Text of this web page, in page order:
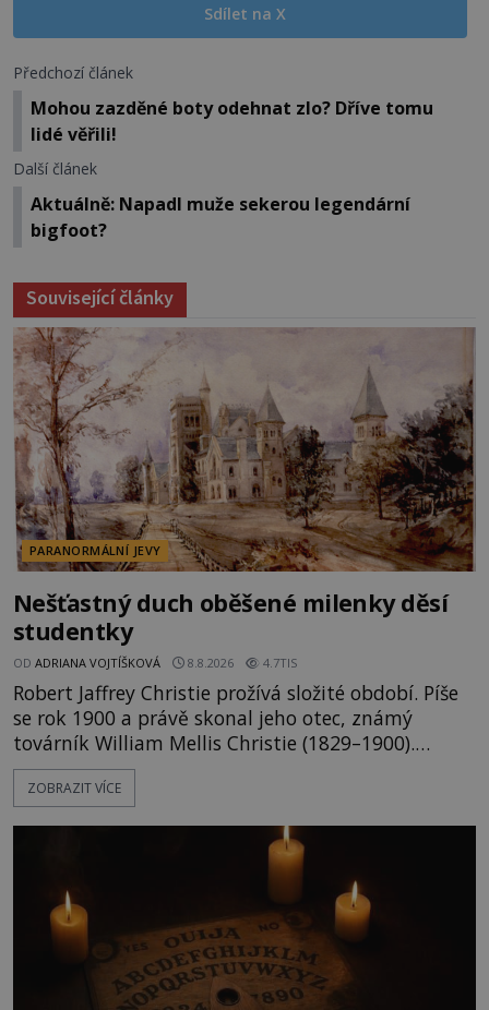
Sdílet na X
Předchozí článek
Mohou zazděné boty odehnat zlo? Dříve tomu
lidé věřili!
Další článek
Aktuálně: Napadl muže sekerou legendární
bigfoot?
Související články
PARANORMÁLNÍ JEVY
Nešťastný duch oběšené milenky děsí
studentky
OD ADRIANA VOJTÍŠKOVÁ 8.8.2026 4.7TIS
Robert Jaffrey Christie prožívá složité období. Píše
se rok 1900 a právě skonal jeho otec, známý
továrník William Mellis Christie (1829–1900).
Smutná událost je ale doprovázena ohromným
dědictvím... Robertu připadne rodinné sídlo v
ta, na niž přijde Robert, by jen tak někoho
ZOBRAZIT VÍCE